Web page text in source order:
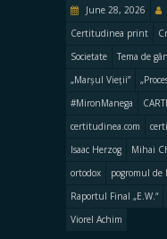
June 28, 2026
Certitudinea print
Societate
Tema de
„Marșul Vieții”
#MironManega
certitudinea.com
Isaac Herzog
Mihai
ortodox
pogromul de
Raportul Final „E.W.“
Viorel Achim